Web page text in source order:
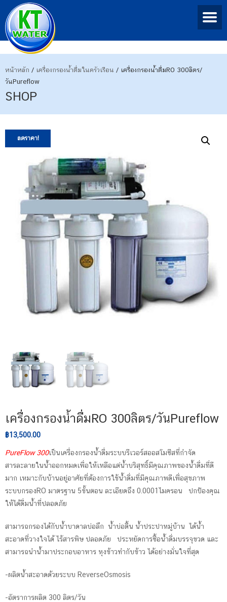
หน้าหลัก / เครื่องกรองน้ำดื่มในครัวเรือน / เครื่องกรองน้ำดื่มRO 300ลิตร/
วันPureflow
SHOP
ลดราคา!
เครื่องกรองน้ำดื่มRO 300ลิตร/วันPureflow
Original
฿13,500.00Current
price
is:
฿13,500.00.
PureFlow 300เป็นเครื่องกรองน้ำดื่มระบบรีเวอร์สออสโมซีสที่กำจัด
สารละลายในน้ำออกหมดเพื่อให้เหลือแต่น้ำบริสุทธิ์มีคุณภาพของน้ำดื่มที่ดี
มาก เหมาะกับบ้านอยู่อาศัยที่ต้องการใช้น้ำดื่มที่มีคุณภาพดีเพื่อสุขภาพ
ระบบกรองRO มาตรฐาน 5ขั้นตอน ละเอียดถึง 0.0001ไมครอน ปกป้องคุณ
ให้ได้ดื่มน้ำที่ปลอดภัย
สามารถกรองได้กับน้ำบาดาลบ่อลึก น้ำบ่อตื้น น้ำประปาหมู่บ้าน ได้น้ำ
สะอาดที่วางใจได้ ไร้สารพิษ ปลอดภัย ประหยัดการซื้อน้ำดื่มบรรจุขวด และ
สามารถนำน้ำมาประกอบอาหาร หุงข้าวทำกับข้าว ได้อย่างมั่นใจที่สุด
-ผลิตน้ำสะอาดด้วยระบบ ReverseOsmosis
-อัตราการผลิต 300 ลิตร/วัน